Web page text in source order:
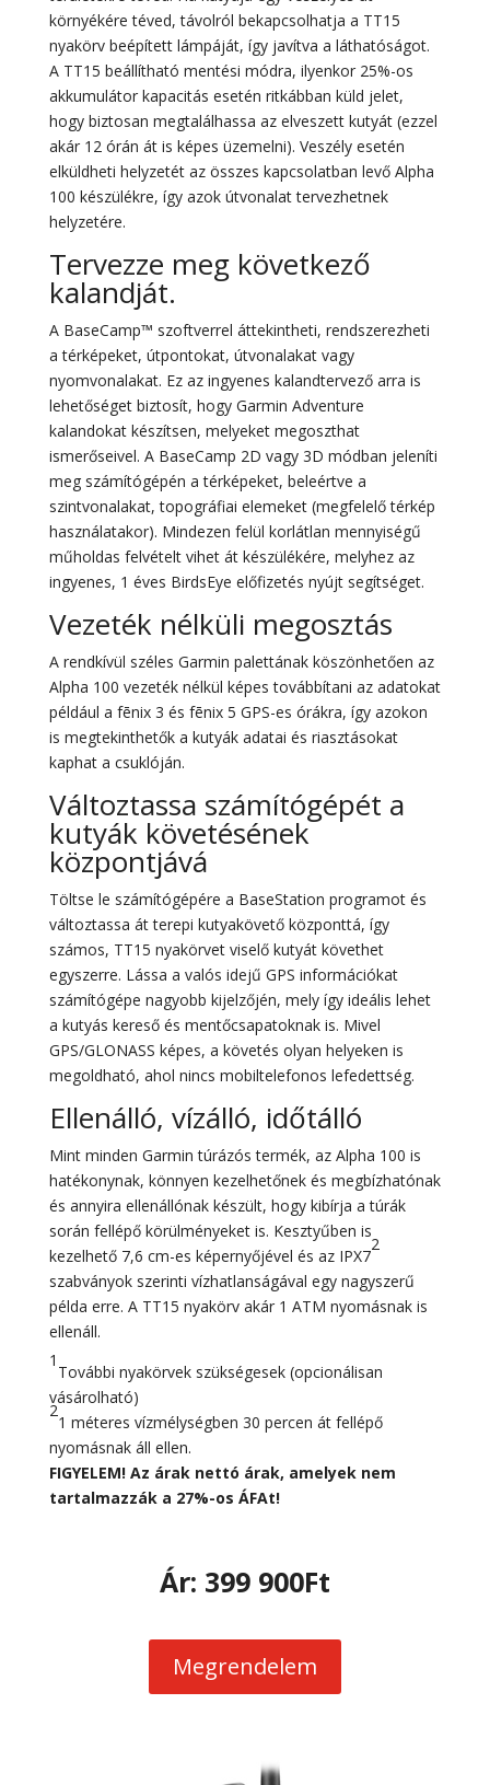
környékére téved, távolról bekapcsolhatja a TT15
nyakörv beépített lámpáját, így javítva a láthatóságot.
A TT15 beállítható mentési módra, ilyenkor 25%-os
akkumulátor kapacitás esetén ritkábban küld jelet,
hogy biztosan megtalálhassa az elveszett kutyát (ezzel
akár 12 órán át is képes üzemelni). Veszély esetén
elküldheti helyzetét az összes kapcsolatban levő Alpha
100 készülékre, így azok útvonalat tervezhetnek
helyzetére.
Tervezze meg következő
kalandját.
A BaseCamp™ szoftverrel áttekintheti, rendszerezheti
a térképeket, útpontokat, útvonalakat vagy
nyomvonalakat. Ez az ingyenes kalandtervező arra is
lehetőséget biztosít, hogy Garmin Adventure
kalandokat készítsen, melyeket megoszthat
ismerőseivel. A BaseCamp 2D vagy 3D módban jeleníti
meg számítógépén a térképeket, beleértve a
szintvonalakat, topográfiai elemeket (megfelelő térkép
használatakor). Mindezen felül korlátlan mennyiségű
műholdas felvételt vihet át készülékére, melyhez az
ingyenes, 1 éves BirdsEye előfizetés nyújt segítséget.
Vezeték nélküli megosztás
A rendkívül széles Garmin palettának köszönhetően az
Alpha 100 vezeték nélkül képes továbbítani az adatokat
például a fēnix 3 és fēnix 5 GPS-es órákra, így azokon
is megtekinthetők a kutyák adatai és riasztásokat
kaphat a csuklóján.
Változtassa számítógépét a
kutyák követésének
központjává
Töltse le számítógépére a BaseStation programot és
változtassa át terepi kutyakövető központtá, így
számos, TT15 nyakörvet viselő kutyát követhet
egyszerre. Lássa a valós idejű GPS információkat
számítógépe nagyobb kijelzőjén, mely így ideális lehet
a kutyás kereső és mentőcsapatoknak is. Mivel
GPS/GLONASS képes, a követés olyan helyeken is
megoldható, ahol nincs mobiltelefonos lefedettség.
Ellenálló, vízálló, időtálló
Mint minden Garmin túrázós termék, az Alpha 100 is
hatékonynak, könnyen kezelhetőnek és megbízhatónak
és annyira ellenállónak készült, hogy kibírja a túrák
során fellépő körülményeket is. Kesztyűben is
kezelhető 7,6 cm-es képernyőjével és az IPX7
2
szabványok szerinti vízhatlanságával egy nagyszerű
példa erre. A TT15 nyakörv akár 1 ATM nyomásnak is
ellenáll.
1
További nyakörvek szükségesek (opcionálisan
vásárolható)
2
1 méteres vízmélységben 30 percen át fellépő
nyomásnak áll ellen.
FIGYELEM! Az árak nettó árak, amelyek nem
tartalmazzák a 27%-os ÁFAt!
Ár: 399 900Ft
Megrendelem